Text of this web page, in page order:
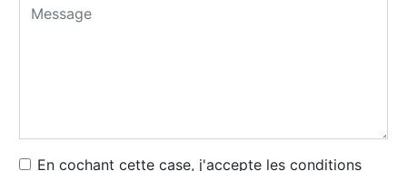
En cochant cette case, j'accepte les conditions